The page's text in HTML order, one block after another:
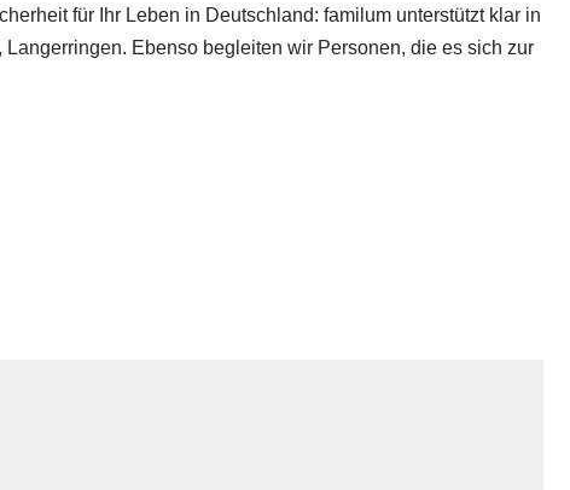
für Ihr Leben in Deutschland: familum unterstützt klar in
Ebenso begleiten wir Personen, die es sich zur